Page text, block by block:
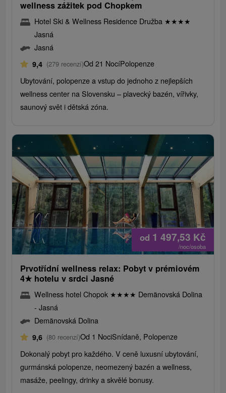
wellness zážitek pod Chopkem
Hotel Ski & Wellness Residence Družba ★★★★
Jasná
Jasná
9,4 (279 recenzí)Od 21 NocíPolopenze
Ubytování, polopenze a vstup do jednoho z nejlepších
wellness center na Slovensku – plavecký bazén, vířivky,
saunový svět i dětská zóna.
od 1 497,53 Kč
/noc/osoba
Prvotřídní wellness relax: Pobyt v prémiovém
4★ hotelu v srdci Jasné
Wellness hotel Chopok ★★★★ Demänovská Dolina
- Jasná
Demänovská Dolina
9,6 (80 recenzí)Od 1 NociSnídaně, Polopenze
Dokonalý pobyt pro každého. V ceně luxusní ubytování,
gurmánská polopenze, neomezený bazén a wellness,
masáže, peelingy, drinky a skvělé bonusy.